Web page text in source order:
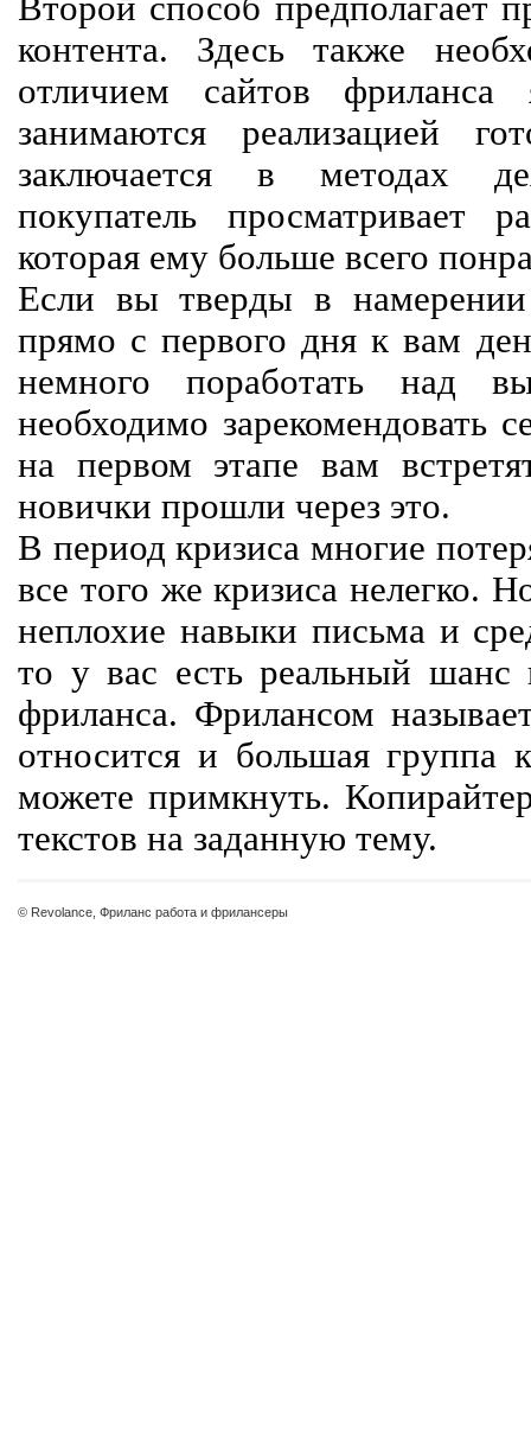
Второй способ предполагает
контента. Здесь также
отличием сайтов
занимаются реализацией
заключается в методах
покупатель просматривает
которая ему больше всего
Если вы тверды в
прямо с первого дня к вам
немного поработать над
необходимо зарекомендовать
на первом этапе вам
новички прошли через это.
В период кризиса многие
все того же кризиса нелегко.
неплохие навыки письма и
то у вас есть реальный шанс
фриланса. Фрилансом
относится и большая группа
можете примкнуть.
текстов на заданную тему.
© Revolance, Фриланс работа и фрилансеры